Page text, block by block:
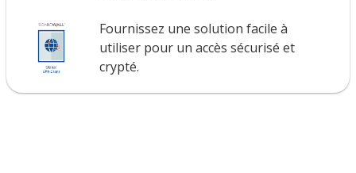
Fournissez une solution facile à
utiliser pour un accès sécurisé et
crypté.